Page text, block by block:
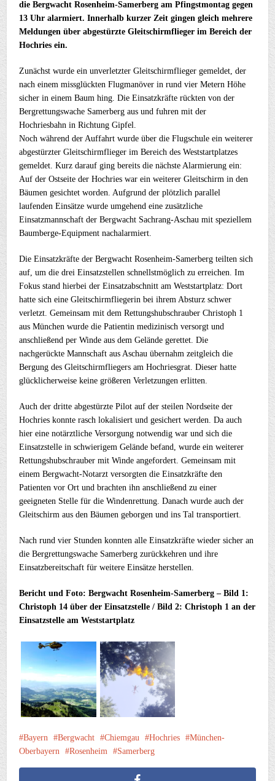
die Bergwacht Rosenheim-Samerberg am Pfingstmontag gegen
13 Uhr alarmiert. Innerhalb kurzer Zeit gingen gleich mehrere
Meldungen über abgestürzte Gleitschirmflieger im Bereich der
Hochries ein.
Zunächst wurde ein unverletzter Gleitschirmflieger gemeldet, der
nach einem missglückten Flugmanöver in rund vier Metern Höhe
sicher in einem Baum hing. Die Einsatzkräfte rückten von der
Bergrettungswache Samerberg aus und fuhren mit der
Hochriesbahn in Richtung Gipfel.
Noch während der Auffahrt wurde über die Flugschule ein weiterer
abgestürzter Gleitschirmflieger im Bereich des Weststartplatzes
gemeldet. Kurz darauf ging bereits die nächste Alarmierung ein:
Auf der Ostseite der Hochries war ein weiterer Gleitschirm in den
Bäumen gesichtet worden. Aufgrund der plötzlich parallel
laufenden Einsätze wurde umgehend eine zusätzliche
Einsatzmannschaft der Bergwacht Sachrang-Aschau mit speziellem
Baumberge-Equipment nachalarmiert.
Die Einsatzkräfte der Bergwacht Rosenheim-Samerberg teilten sich
auf, um die drei Einsatzstellen schnellstmöglich zu erreichen. Im
Fokus stand hierbei der Einsatzabschnitt am Weststartplatz: Dort
hatte sich eine Gleitschirmfliegerin bei ihrem Absturz schwer
verletzt. Gemeinsam mit dem Rettungshubschrauber Christoph 1
aus München wurde die Patientin medizinisch versorgt und
anschließend per Winde aus dem Gelände gerettet. Die
nachgerückte Mannschaft aus Aschau übernahm zeitgleich die
Bergung des Gleitschirmfliegers am Hochriesgrat. Dieser hatte
glücklicherweise keine größeren Verletzungen erlitten.
Auch der dritte abgestürzte Pilot auf der steilen Nordseite der
Hochries konnte rasch lokalisiert und gesichert werden. Da auch
hier eine notärztliche Versorgung notwendig war und sich die
Einsatzstelle in schwierigem Gelände befand, wurde ein weiterer
Rettungshubschrauber mit Winde angefordert. Gemeinsam mit
einem Bergwacht-Notarzt versorgten die Einsatzkräfte den
Patienten vor Ort und brachten ihn anschließend zu einer
geeigneten Stelle für die Windenrettung. Danach wurde auch der
Gleitschirm aus den Bäumen geborgen und ins Tal transportiert.
Nach rund vier Stunden konnten alle Einsatzkräfte wieder sicher an
die Bergrettungswache Samerberg zurückkehren und ihre
Einsatzbereitschaft für weitere Einsätze herstellen.
Bericht und Foto: Bergwacht Rosenheim-Samerberg – Bild 1:
Christoph 14 über der Einsatzstelle / Bild 2: Christoph 1 an der
Einsatzstelle am Weststartplatz
Bayern Bergwacht Chiemgau Hochries
München-
Oberbayern
Rosenheim Samerberg